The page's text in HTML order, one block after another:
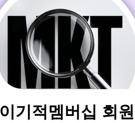
이기적멤버십 회